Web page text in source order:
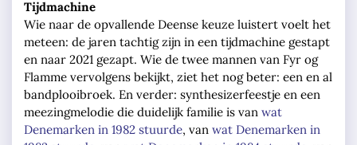
Tijdmachine
Wie naar de opvallende Deense keuze luistert voelt het
meteen: de jaren tachtig zijn in een tijdmachine gestapt
en naar 2021 gezapt. Wie de twee mannen van Fyr og
Flamme vervolgens bekijkt, ziet het nog beter: een en al
bandplooibroek. En verder: synthesizerfeestje en een
meezingmelodie die duidelijk familie is van wat
Denemarken in 1982 stuurde, van wat Denemarken in